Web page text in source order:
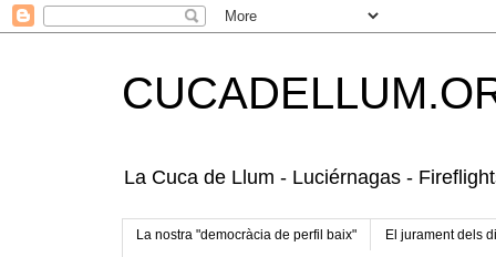
La Cuca de Llum - Luciérnagas -
La nostra "democràcia de perfil baix" El jurament dels